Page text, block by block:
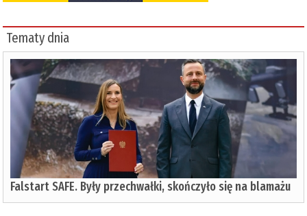
Tematy dnia
Falstart SAFE. Były przechwałki, skończyło się na blamażu